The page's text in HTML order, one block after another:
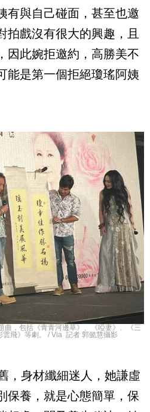
有與自己碰面，甚至也邀
拍戲沒有很大的興趣，且
因此婉拒邀約，高勝美不
能是第一個拒絕瓊瑤阿姨
，包括《青青河邊草》、《啞妻》、《三
飛》等劇。 / Via 記者 郭懿慧攝影
，身材纖細迷人，她謙虛
保養，就是心態簡單，保